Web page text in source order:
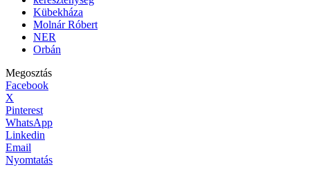
Kübekháza
Molnár Róbert
NER
Orbán
Megosztás
Facebook
X
Pinterest
WhatsApp
Linkedin
Email
Nyomtatás